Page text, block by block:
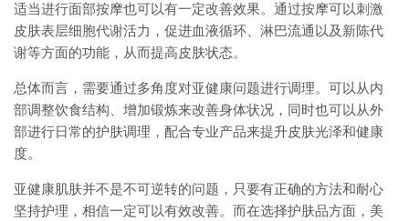
适当进行面部按摩也可以有一定改善效果。通过按摩可以刺激
皮肤表层细胞代谢活力，促进血液循环、淋巴流通以及新陈代
谢等方面的功能，从而提高皮肤状态。
总体而言，需要通过多角度对亚健康问题进行调理。可以从内
部调整饮食结构、增加锻炼来改善身体状况，同时也可以从外
部进行日常的护肤调理，配合专业产品来提升皮肤光泽和健康
度。
亚健康肌肤并不是不可逆转的问题，只要有正确的方法和耐心
坚持护理，相信一定可以有效改善。而在选择护肤品方面，美